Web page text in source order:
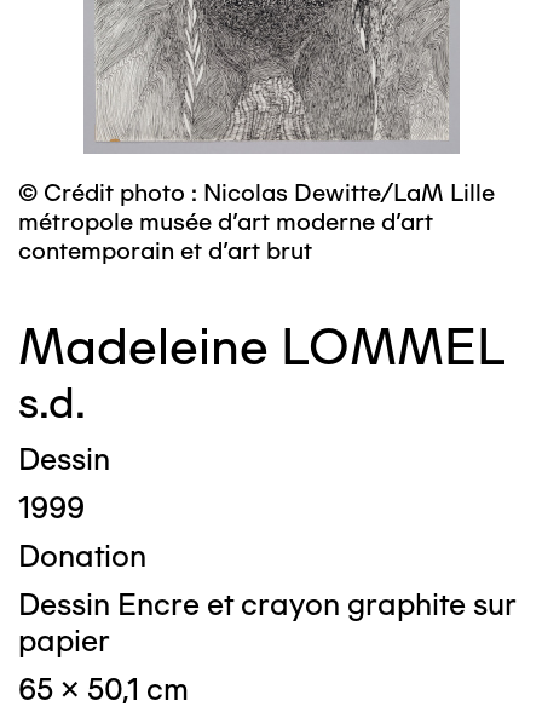
© Crédit photo : Nicolas Dewitte/LaM Lille
métropole musée d’art moderne d’art
contemporain et d’art brut
Madeleine LOMMEL
s.d.
Dessin
1999
Donation
Dessin Encre et crayon graphite sur
papier
65 x 50,1 cm